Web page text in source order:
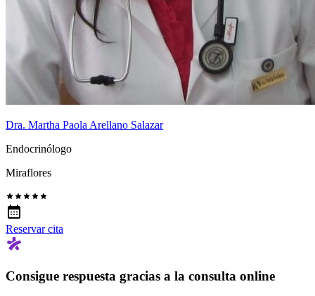
Dra. Martha Paola Arellano Salazar
Endocrinólogo
Miraflores
Reservar cita
Consigue respuesta gracias a la consulta online